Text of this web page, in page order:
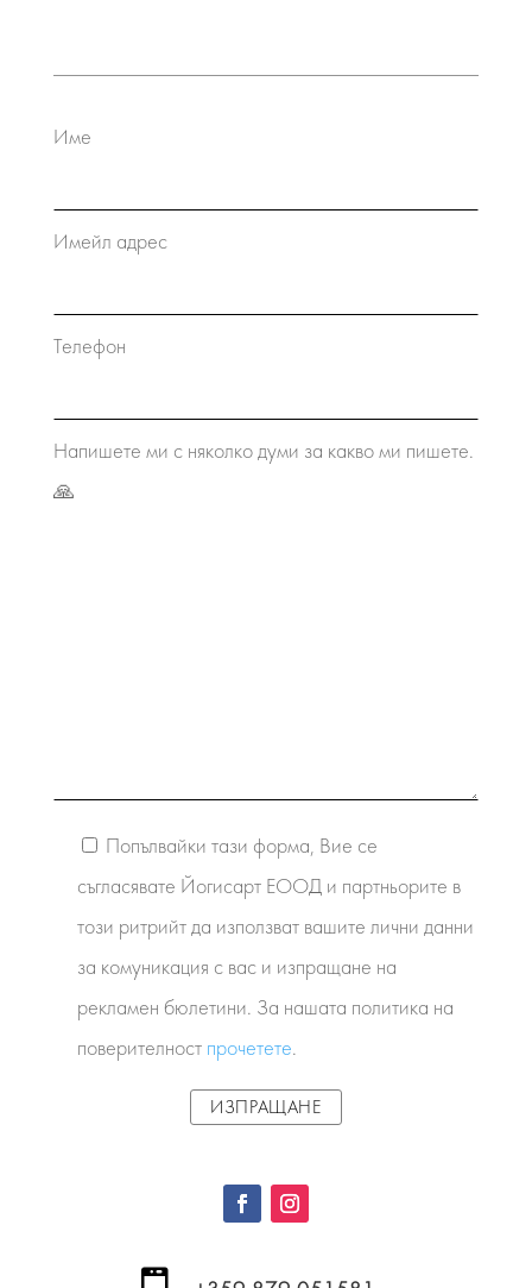
Име
Имейл адрес
Телефон
Напишете ми с няколко думи за какво ми пишете.
🙏
Попълвайки тази форма, Вие се
съгласявате Йогисарт ЕООД и партньорите в
този ритрийт да използват вашите лични данни
за комуникация с вас и изпращане на
рекламен бюлетини. За нашата политика на
поверителност прочетете.